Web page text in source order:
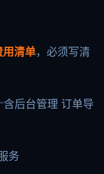
用清单，必须写清
含后台管理 订单导
务